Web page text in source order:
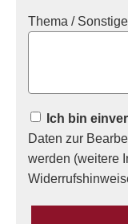
Thema /
Ich bin
Daten zur
werden (weitere